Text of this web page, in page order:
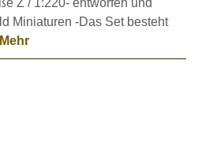
Z / 1:220- entworfen und
Miniaturen -Das Set besteht
Mehr